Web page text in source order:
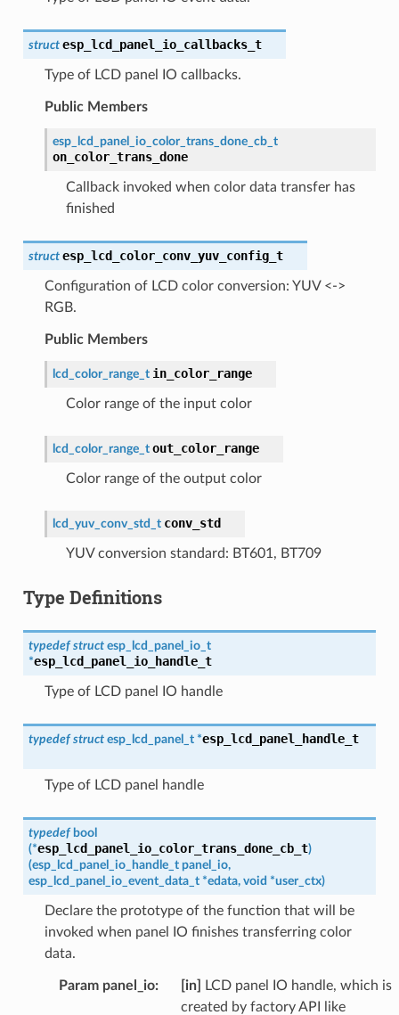
struct esp_lcd_panel_io_callbacks_t
Type of LCD panel IO callbacks.
Public Members
esp_lcd_panel_io_color_trans_done_cb_t
on_color_trans_done
Callback invoked when color data transfer has
finished
struct esp_lcd_color_conv_yuv_config_t
Configuration of LCD color conversion: YUV <->
RGB.
Public Members
lcd_color_range_t in_color_range
Color range of the input color
lcd_color_range_t out_color_range
Color range of the output color
lcd_yuv_conv_std_t conv_std
YUV conversion standard: BT601, BT709
Type Definitions
typedef struct esp_lcd_panel_io_t
*esp_lcd_panel_io_handle_t
Type of LCD panel IO handle
typedef struct esp_lcd_panel_t *esp_lcd_panel_handle_t
Type of LCD panel handle
typedef bool
(*esp_lcd_panel_io_color_trans_done_cb_t)
(esp_lcd_panel_io_handle_t panel_io,
esp_lcd_panel_io_event_data_t *edata, void *user_ctx)
Declare the prototype of the function that will be
invoked when panel IO finishes transferring color
data.
Param panel_io: [in]
LCD panel IO handle, which is
created by factory API like